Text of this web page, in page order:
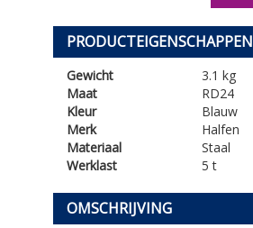
PRODUCTEIGENSCHAPPEN
Gewicht
3.1 kg
Maat
RD24
Kleur
Blauw
Merk
Halfen
Materiaal
Staal
Werklast
5 t
OMSCHRIJVING